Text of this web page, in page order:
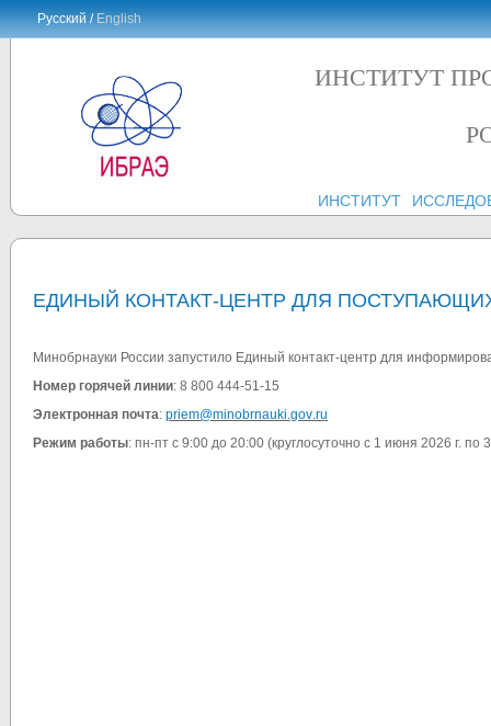
Русский /English
ИНСТИТУТ
ИНСТИТУТ
ЕДИНЫЙ КОНТАКТ-ЦЕНТР ДЛЯ
Минобрнауки России запустило Единый контакт-центр для
Номер горячей линии: 8 800 444-51-15
Электронная почта: priem@minobrnauki.gov.ru
Режим работы: пн-пт с 9:00 до 20:00 (круглосуточно с 1 июня 2026 г. по